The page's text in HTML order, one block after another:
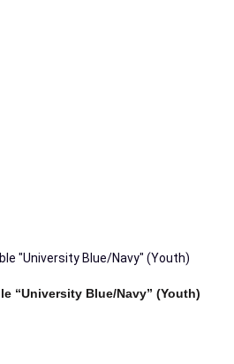
“University Blue/Navy” (Youth)